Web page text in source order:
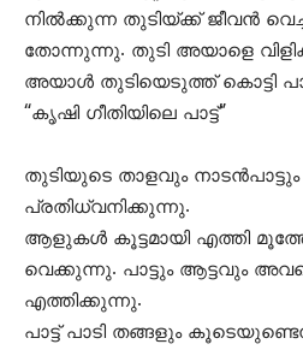
നിൽക്കുന്ന തുടിയ്ക്ക് ജീവൻ
തോന്നുന്നു. തുടി അയാളെ
അയാൾ തുടിയെടുത്ത് കൊട്ടി
“കൃഷി ഗീതിയിലെ പാട്ട്”
തുടിയുടെ താളവും
പ്രതിധ്വനിക്കുന്നു.
ആളുകൾ കൂട്ടമായി എത്തി
വെക്കുന്നു. പാട്ടും ആട്ടവും
എത്തിക്കുന്നു.
പാട്ട് പാടി തങ്ങളും